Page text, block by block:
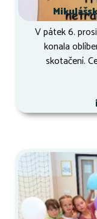
V pátek 6.
konala
skotačení.